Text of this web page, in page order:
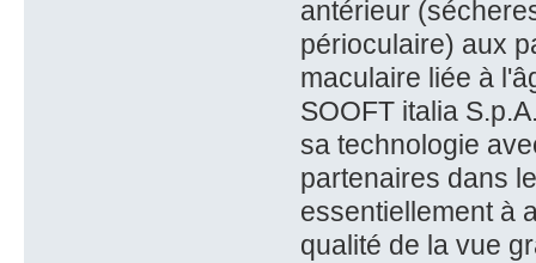
antérieur
périoculaire) aux
maculaire liée à
SOOFT italia
sa technologie
partenaires dans
essentiellement à
qualité de la vue